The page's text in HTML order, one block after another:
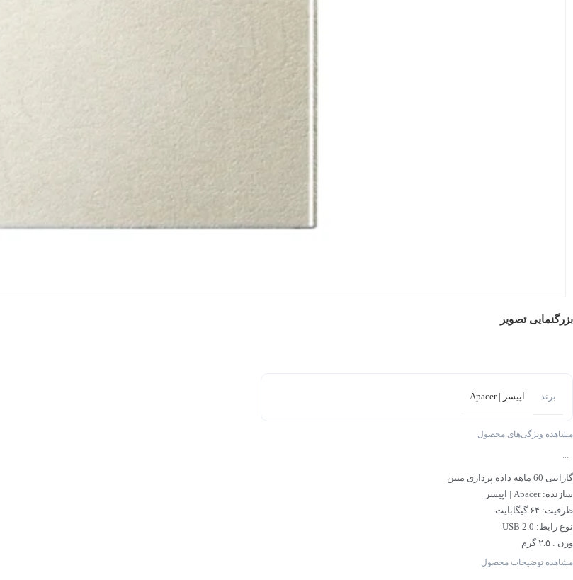
بزرگنمایی تصویر
برند اپیسر | Apacer
مشاهده ویژگی‌های محصول
گارانتی 60 ماهه داده پردازی متین
سازنده: Apacer | اپیسر
ظرفیت: ۶۴ گیگابایت
نوع رابط: USB 2.0
وزن : ۲.۵ گرم
رنگ : نقره ای و بی رنگ شفاف
مشاهده توضیحات محصول